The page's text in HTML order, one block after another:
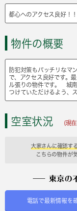
都心へのアクセス良好！
物件の概要
防犯対策もバッチリなマ
で、アクセス良好です。
ル張りの物件です。 城
つけていただけるよう、
空室状況 (現
大家さんに確認す
こちらの物件が
電話で最新情報を